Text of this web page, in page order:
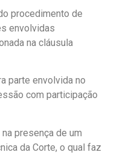
procedimento de
envolvidas
na cláusula
parte envolvida no
com participação
presença de um
da Corte, o qual faz